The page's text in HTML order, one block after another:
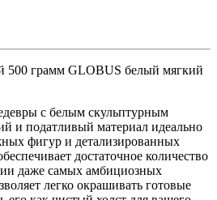
500 грамм GLOBUS белый мягкий
с белым скульптурным
и податливый материал идеально
фигур и детализированных
достаточное количество
даже самых амбициозных
легко окрашивать готовые